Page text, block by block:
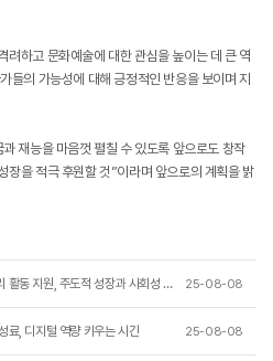
려하고 문화예술에 대한 관심을 높이는 데 큰 역
들의 가능성에 대해 긍정적인 반응을 보이며 지
재능을 마음껏 펼칠 수 있도록 앞으로도 창작
장을 적극 후원할 것”이라며 앞으로의 계획을 밝
청소년 자율 동아리 활동 지원, 주도적 성장과 사회성 향상에 기여 25-08-08
료, 디지털 역량 키우는 시간 25-08-08